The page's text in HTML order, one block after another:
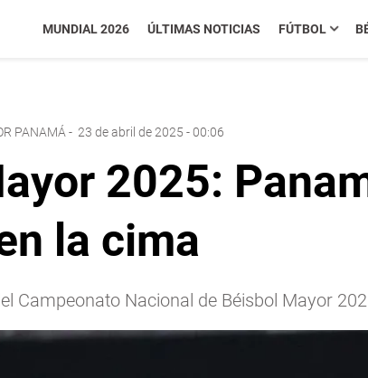
MUNDIAL 2026 ÚLTIMAS NOTICIAS FÚTBOL
PANAMÁ - 23 de abril de 2025 - 00:06
2025:
la cima
Campeonato Nacional de Béisbol Mayor